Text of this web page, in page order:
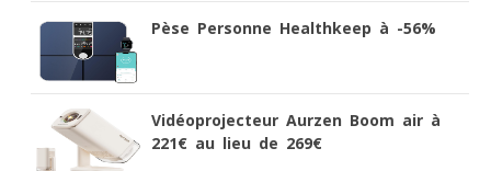
Pèse Personne Healthkeep à -56%
Vidéoprojecteur Aurzen Boom air à
221€ au lieu de 269€